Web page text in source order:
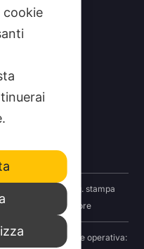
Taranto reg. stampa
S.r.l. Editore
100 Media | Sede operativa:
cookie